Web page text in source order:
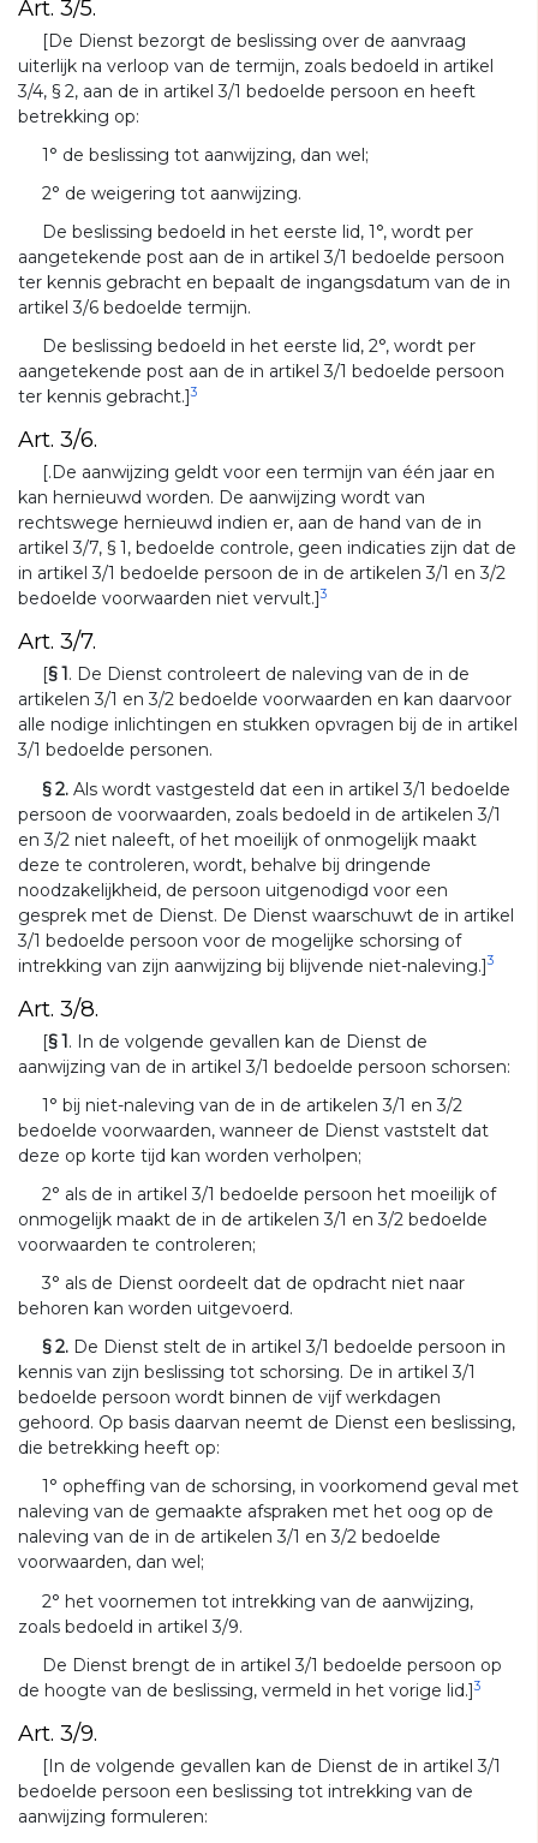
Art. 3/5.
[De Dienst bezorgt de beslissing over de aanvraag
uiterlijk na verloop van de termijn, zoals bedoeld in artikel
3/4, § 2, aan de in artikel 3/1 bedoelde persoon en heeft
betrekking op:
1° de beslissing tot aanwijzing, dan wel;
2° de weigering tot aanwijzing.
De beslissing bedoeld in het eerste lid, 1°, wordt per
aangetekende post aan de in artikel 3/1 bedoelde persoon
ter kennis gebracht en bepaalt de ingangsdatum van de in
artikel 3/6 bedoelde termijn.
De beslissing bedoeld in het eerste lid, 2°, wordt per
aangetekende post aan de in artikel 3/1 bedoelde persoon
ter kennis gebracht.]3
Art. 3/6.
[.De aanwijzing geldt voor een termijn van één jaar en
kan hernieuwd worden. De aanwijzing wordt van
rechtswege hernieuwd indien er, aan de hand van de in
artikel 3/7, § 1, bedoelde controle, geen indicaties zijn dat de
in artikel 3/1 bedoelde persoon de in de artikelen 3/1 en 3/2
bedoelde voorwaarden niet vervult.]3
Art. 3/7.
[§ 1 . De Dienst controleert de naleving van de in de
artikelen 3/1 en 3/2 bedoelde voorwaarden en kan daarvoor
alle nodige inlichtingen en stukken opvragen bij de in artikel
3/1 bedoelde personen.
§ 2. Als wordt vastgesteld dat een in artikel 3/1 bedoelde
persoon de voorwaarden, zoals bedoeld in de artikelen 3/1
en 3/2 niet naleeft, of het moeilijk of onmogelijk maakt
deze te controleren, wordt, behalve bij dringende
noodzakelijkheid, de persoon uitgenodigd voor een
gesprek met de Dienst. De Dienst waarschuwt de in artikel
3/1 bedoelde persoon voor de mogelijke schorsing of
intrekking van zijn aanwijzing bij blijvende niet-naleving.]3
Art. 3/8.
[§ 1. In de volgende gevallen kan de Dienst de
aanwijzing van de in artikel 3/1 bedoelde persoon schorsen:
1° bij niet-naleving van de in de artikelen 3/1 en 3/2
bedoelde voorwaarden, wanneer de Dienst vaststelt dat
deze op korte tijd kan worden verholpen;
2° als de in artikel 3/1 bedoelde persoon het moeilijk of
onmogelijk maakt de in de artikelen 3/1 en 3/2 bedoelde
voorwaarden te controleren;
3° als de Dienst oordeelt dat de opdracht niet naar
behoren kan worden uitgevoerd.
§ 2. De Dienst stelt de in artikel 3/1 bedoelde persoon in
kennis van zijn beslissing tot schorsing. De in artikel 3/1
bedoelde persoon wordt binnen de vijf werkdagen
gehoord. Op basis daarvan neemt de Dienst een beslissing,
die betrekking heeft op:
1° opheffing van de schorsing, in voorkomend geval met
naleving van de gemaakte afspraken met het oog op de
naleving van de in de artikelen 3/1 en 3/2 bedoelde
voorwaarden, dan wel;
2° het voornemen tot intrekking van de aanwijzing,
zoals bedoeld in artikel 3/9.
De Dienst brengt de in artikel 3/1 bedoelde persoon op
de hoogte van de beslissing, vermeld in het vorige lid.]3
Art. 3/9.
[In de volgende gevallen kan de Dienst de in artikel 3/1
bedoelde persoon een beslissing tot intrekking van de
aanwijzing formuleren: